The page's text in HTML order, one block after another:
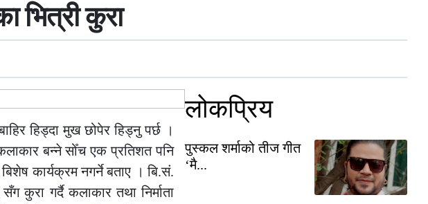
भित्री कुरा
हिड्दा मुख छोपेर हिड्नु पर्छ ।
बन्ने सोँच एक प्रतिशत पनि
कार्यक्रम नगर्ने बताए । बि.सं.
कुरा गर्दै कलाकार तथा निर्माता
लोकप्रिय
पुस्कल शर्माको तीज गीत
‘मै...